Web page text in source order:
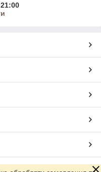
Prom.ua